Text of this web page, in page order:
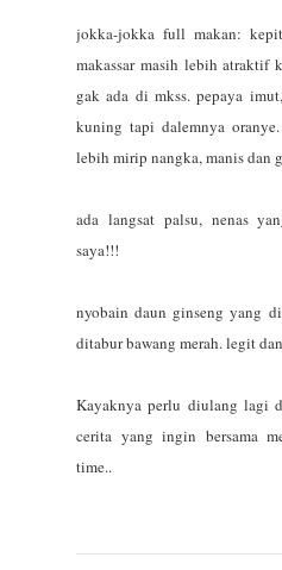
jokka-jokka full makan:
makassar masih lebih atraktif
gak ada di mkss. pepaya
kuning tapi dalemnya
lebih mirip nangka, manis dan
ada langsat palsu, nenas
saya!!!
nyobain daun ginseng yang
ditabur bawang merah. legit
Kayaknya perlu diulang lagi
cerita yang ingin bersama
time..